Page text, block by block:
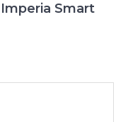
Smart